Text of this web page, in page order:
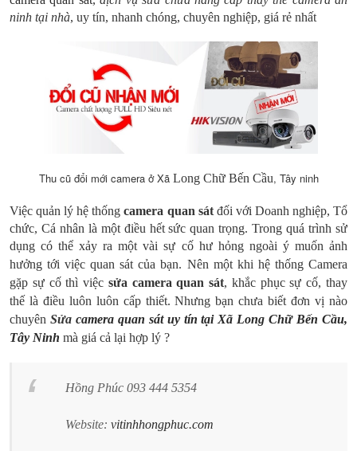
ninh tại nhà, uy tín, nhanh chóng, chuyên nghiệp, giá rẻ nhất
Thu cũ đổi mới camera ở Xã Long Chữ Bến Cầu, Tây ninh
Việc quản lý hệ thốngcamera quan sátđối với Doanh nghiệp, Tổ
chức, Cá nhân là một điều hết sức quan trọng. Trong quá trình sử
dụng có thể xảy ra một vài sự cố hư hỏng ngoài ý muốn ảnh
hưởng tới việc quan sát của bạn. Nên một khi hệ thống Camera
gặp sự cố thì việc sửa camera quan sát, khắc phục sự cố, thay
thế là điều luôn luôn cấp thiết. Nhưng bạn chưa biết đơn vị nào
chuyên Sửa camera quan sát uy tín tại Xã Long Chữ Bến Cầu,
Tây Ninh mà giá cả lại hợp lý ?
Hồng Phúc 093 444 5354
Website: vitinhhongphuc.com